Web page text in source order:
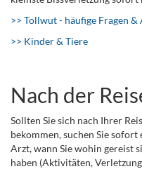
>> Tollwut - häufige Fragen
>> Kinder & Tiere
Nach der
Sollten Sie sich nach Ihrer
bekommen, suchen Sie
Arzt, wann Sie wohin gereist
haben (Aktivitäten,